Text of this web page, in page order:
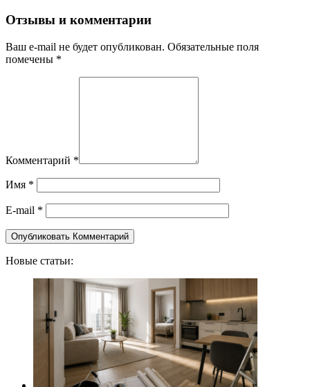
Отзывы и комментарии
Ваш e-mail не будет опубликован. Обязательные поля
помечены *
Комментарий *
Имя *
E-mail *
Новые статьи: